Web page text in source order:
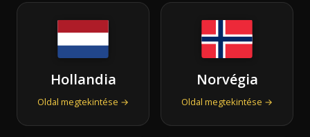
Hollandia
Oldal megtekintése →
Norvégia
Oldal megtekintése →